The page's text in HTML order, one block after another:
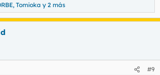
, Tomioka y 2 más
#9